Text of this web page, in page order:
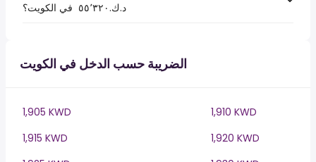
د.ك.‏٥٥٬٣٢٠ ‏ في الكويت؟
الضريبة حسب الدخل في الكويت
1,905 KWD
1,910 KWD
1,915 KWD
1,920 KWD